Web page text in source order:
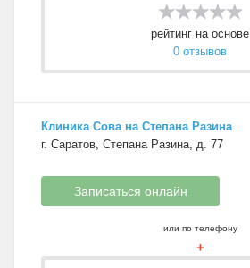
рейтинг на основе
0 отзывов
Клиника Сова на Степана Разина
г. Саратов, Степана Разина, д. 77
Записаться онлайн
или по телефону
+